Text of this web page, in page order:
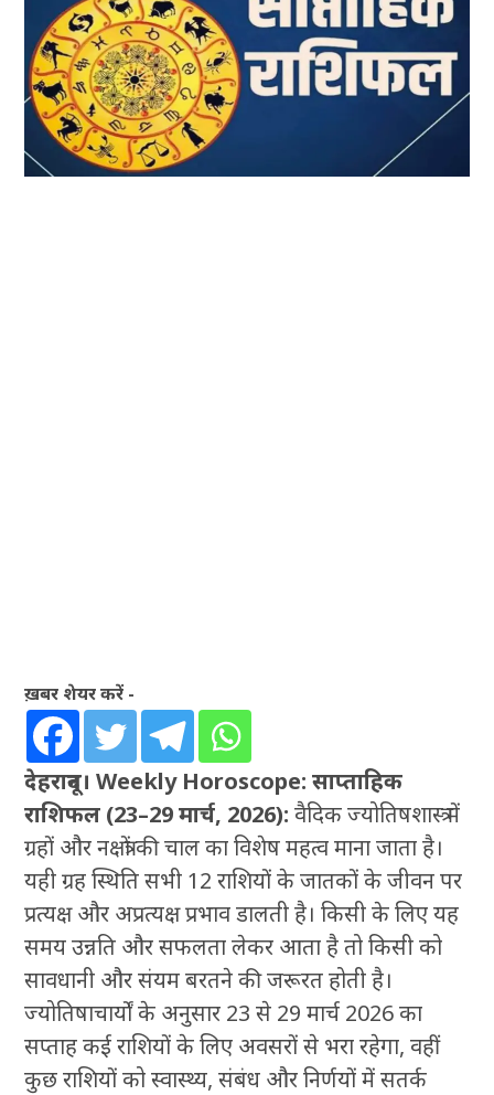
ख़बर शेयर करें -
देहरादून। Weekly Horoscope: साप्ताहिक
राशिफल (23–29 मार्च, 2026): वैदिक ज्योतिषशास्त्र में
ग्रहों और नक्षत्रों की चाल का विशेष महत्व माना जाता है।
यही ग्रह स्थिति सभी 12 राशियों के जातकों के जीवन पर
प्रत्यक्ष और अप्रत्यक्ष प्रभाव डालती है। किसी के लिए यह
समय उन्नति और सफलता लेकर आता है तो किसी को
सावधानी और संयम बरतने की जरूरत होती है।
ज्योतिषाचार्यों के अनुसार 23 से 29 मार्च 2026 का
सप्ताह कई राशियों के लिए अवसरों से भरा रहेगा, वहीं
कुछ राशियों को स्वास्थ्य, संबंध और निर्णयों में सतर्क